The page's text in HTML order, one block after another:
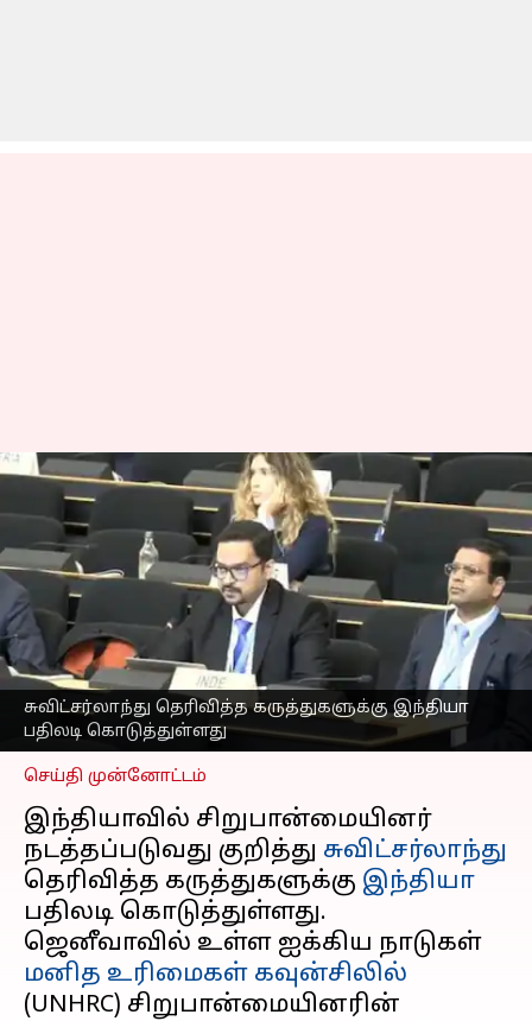
சுவிட்சர்லாந்து தெரிவித்த கருத்துகளுக்கு இந்தியா
பதிலடி கொடுத்துள்ளது
'உங்களுக்கு நாங்க
சொல்லி தரோம்':
சிறுபான்மையினர்
கருத்துக்கு
சுவிட்சர்லாந்திற்கு
இந்தியா பதிலடி
எழுதியவர் Venkatalakshmi V Sep 11, 2025 10:36 am
செய்தி முன்னோட்டம்
இந்தியாவில் சிறுபான்மையினர்
நடத்தப்படுவது குறித்து சுவிட்சர்லாந்து
தெரிவித்த கருத்துகளுக்கு இந்தியா
பதிலடி கொடுத்துள்ளது.
ஜெனீவாவில் உள்ள ஐக்கிய நாடுகள்
மனித உரிமைகள் கவுன்சிலில்
(UNHRC) சிறுபான்மையினரின்